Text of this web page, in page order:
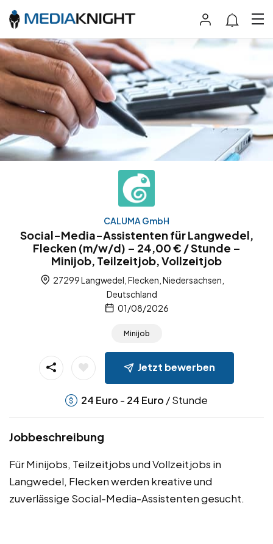
CALUMA GmbH
Social-Media-Assistenten für Langwedel,
Flecken (m/w/d) – 24,00 € / Stunde –
Minijob, Teilzeitjob, Vollzeitjob
27299 Langwedel, Flecken, Niedersachsen,
Deutschland
01/08/2026
Minijob
Jetzt bewerben
24 Euro - 24 Euro / Stunde
Jobbeschreibung
Für Minijobs, Teilzeitjobs und Vollzeitjobs in
Langwedel, Flecken werden kreative und
zuverlässige Social-Media-Assistenten gesucht.